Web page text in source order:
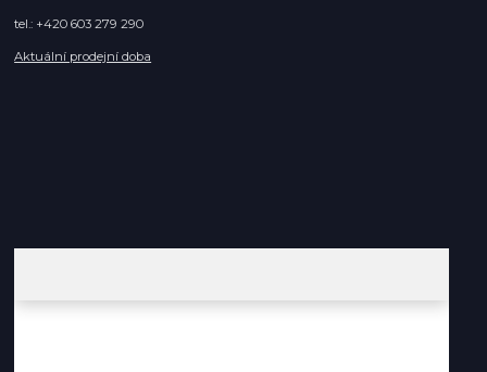
tel.: +420 603 279 290
Aktuální prodejní doba